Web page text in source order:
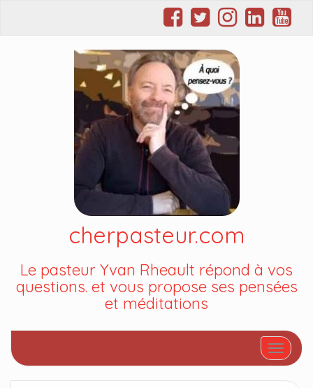
cherpasteur.com
Le pasteur Yvan Rheault répond à vos
questions. et vous propose ses pensées
et méditations
Afficher/